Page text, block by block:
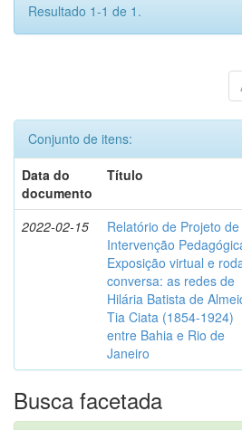
Resultado 1-1 de 1.
Conjunto de itens:
Data do
documento
Título
2022-02-15
Relatório de Projeto de
Intervenção
Exposição virtual e
conversa: as redes de
Hilária Batista de
Tia Ciata (1854-1924)
entre Bahia e Rio de
Janeiro
Busca facetada